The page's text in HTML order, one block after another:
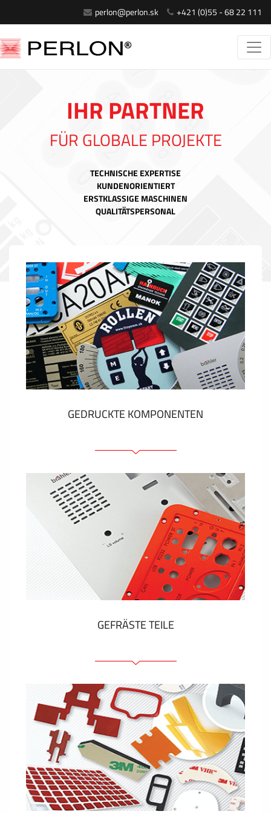
perlon@perlon.sk +421 (0)55 - 68 22 111
IHR PARTNER
FÜR GLOBALE PROJEKTE
TECHNISCHE EXPERTISE
KUNDENORIENTIERT
ERSTKLASSIGE MASCHINEN
QUALITÄTSPERSONAL
GEDRUCKTE KOMPONENTEN
Folienschilder
Folientastaturen
Metallschilder
Aufkleber und Etiketten
Kunststoff-Etiketten und Tags
ZEIGEN MEHR
GEFRÄSTE TEILE
Frontplatten (front und tragfähig)
Eloxierte Frontplatten
Farbige Frontplatten
Platten mit Befestigungselementen
Gravierte Schilder
ZEIGEN MEHR